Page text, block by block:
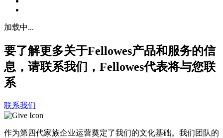
加载中...
要了解更多关于Fellowes产品和服务的信
息，请联系我们，Fellowes代表将与您联
系
联系我们
作为第四代家族企业运营奠定了我们的文化基础。我们团队的